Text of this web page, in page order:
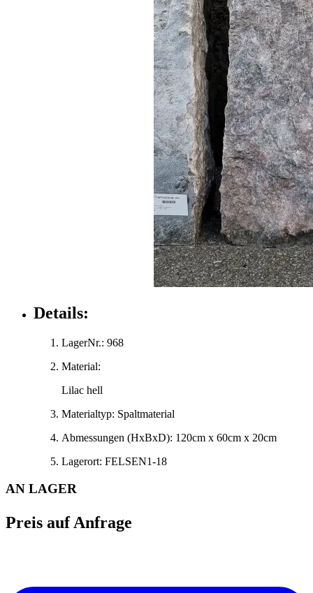
Details:
LagerNr.: 968
Material:
Lilac hell
Materialtyp: Spaltmaterial
Abmessungen (HxBxD): 120cm x 60cm x 20cm
Lagerort: FELSEN1-18
AN LAGER
Preis auf Anfrage